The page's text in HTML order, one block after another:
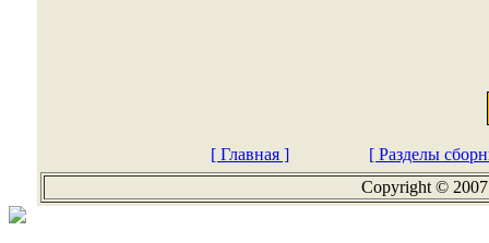
[ Главная ]
[ Разделы
Copyright ©